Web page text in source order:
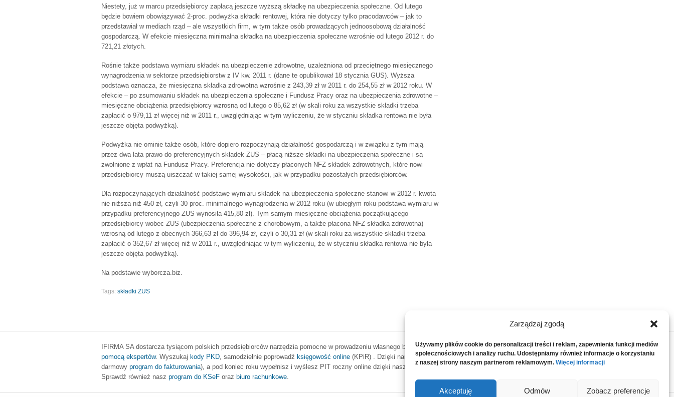
Zarządzaj zgodą
Używamy plików cookie do personalizacji treści i reklam, zapewnienia funkcji mediów
społecznościowych i analizy ruchu. Udostępniamy również informacje o korzystaniu
z naszej strony naszym partnerom reklamowym. Więcej informacji
Akceptuję Odmów Zobacz preferencje
Niestety, już w marcu przedsiębiorcy zapłacą jeszcze wyższą składkę na ubezpieczenia społeczne. Od lutego
będzie bowiem obowiązywać 2-proc. podwyżka składki rentowej, która nie dotyczy tylko pracodawców – jak to
przedstawiał w mediach rząd – ale wszystkich firm, w tym także osób prowadzących jednoosobową działalność
gospodarczą. W efekcie miesięczna minimalna składka na ubezpieczenia społeczne wzrośnie od lutego 2012 r. do
721,21 złotych.
Rośnie także podstawa wymiaru składek na ubezpieczenie zdrowotne, uzależniona od przeciętnego miesięcznego
wynagrodzenia w sektorze przedsiębiorstw z IV kw. 2011 r. (dane te opublikował 18 stycznia GUS). Wyższa
podstawa oznacza, że miesięczna składka zdrowotna wzrośnie z 243,39 zł w 2011 r. do 254,55 zł w 2012 roku. W
efekcie – po zsumowaniu składek na ubezpieczenia społeczne i Fundusz Pracy oraz na ubezpieczenia zdrowotne –
miesięczne obciążenia przedsiębiorcy wzrosną od lutego o 85,62 zł (w skali roku za wszystkie składki trzeba
zapłacić o 979,11 zł więcej niż w 2011 r., uwzględniając w tym wyliczeniu, że w styczniu składka rentowa nie była
jeszcze objęta podwyżką).
Podwyżka nie ominie także osób, które dopiero rozpoczynają działalność gospodarczą i w związku z tym mają
przez dwa lata prawo do preferencyjnych składek ZUS – płacą niższe składki na ubezpieczenia społeczne i są
zwolnione z wpłat na Fundusz Pracy. Preferencja nie dotyczy płaconych NFZ składek zdrowotnych, które nowi
przedsiębiorcy muszą uiszczać w takiej samej wysokości, jak w przypadku pozostałych przedsiębiorców.
Dla rozpoczynających działalność podstawę wymiaru składek na ubezpieczenia społeczne stanowi w 2012 r. kwota
nie niższa niż 450 zł, czyli 30 proc. minimalnego wynagrodzenia w 2012 roku (w ubiegłym roku podstawa wymiaru w
przypadku preferencyjnego ZUS wynosiła 415,80 zł). Tym samym miesięczne obciążenia początkującego
przedsiębiorcy wobec ZUS (ubezpieczenia społeczne z chorobowym, a także płacona NFZ składka zdrowotna)
wzrosną od lutego z obecnych 366,63 zł do 396,94 zł, czyli o 30,31 zł (w skali roku za wszystkie składki trzeba
zapłacić o 352,67 zł więcej niż w 2011 r., uwzględniając w tym wyliczeniu, że w styczniu składka rentowa nie była
jeszcze objęta podwyżką).
Na podstawie wyborcza.biz.
Tags: składki ZUS
IFIRMA SA dostarcza tysiącom polskich przedsiębiorców narzędzia pomocne w prowadzeniu własnego biznesu. Szybka i prosta internetowa rejestracja firmyz
pomocą ekspertów. Wyszukaj kody PKD, samodzielnie poprowadź księgowość online (KPiR) . Dzięki nam wygodnie wystawisz potrzebne faktury (zobacz
darmowy program do fakturowania), a pod koniec roku wypełnisz i wyślesz PIT roczny online dzięki naszemu darmowemu programowi.Rozlicz PITz pitroczny.pl.
Sprawdź również nasz program do KSeF oraz biuro rachunkowe.